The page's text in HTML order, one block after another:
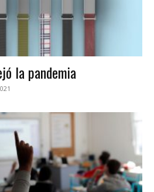
la pandemia